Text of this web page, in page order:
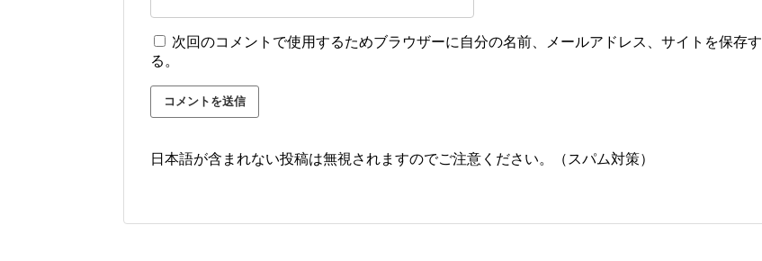
次回のコメントで使用するためブラウザーに自分の名前、メールアドレス、サイトを保存す
る。
日本語が含まれない投稿は無視されますのでご注意ください。（スパム対策）